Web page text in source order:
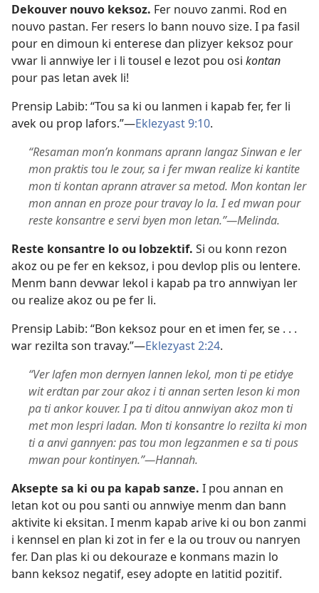
Dekouver nouvo keksoz. Fer nouvo zanmi. Rod en
nouvo pastan. Fer resers lo bann nouvo size. I pa fasil
pour en dimoun ki enterese dan plizyer keksoz pour
vwar li annwiye ler i li tousel e lezot pou osi kontan
pour pas letan avek li!
Prensip Labib: “Tou sa ki ou lanmen i kapab fer, fer li
avek ou prop lafors.”​—Eklezyast 9:10.
“Resaman mon’n konmans aprann langaz Sinwan e ler
mon praktis tou le zour, sa i fer mwan realize ki kantite
mon ti kontan aprann atraver sa metod. Mon kontan ler
mon annan en proze pour travay lo la. I ed mwan pour
reste konsantre e servi byen mon letan.”​—Melinda.
Reste konsantre lo ou lobzektif. Si ou konn rezon
akoz ou pe fer en keksoz, i pou devlop plis ou lentere.
Menm bann devwar lekol i kapab pa tro annwiyan ler
ou realize akoz ou pe fer li.
Prensip Labib: “Bon keksoz pour en et imen fer, se . . .
war rezilta son travay.”​—Eklezyast 2:24.
“Ver lafen mon dernyen lannen lekol, mon ti pe etidye
wit erdtan par zour akoz i ti annan serten leson ki mon
pa ti ankor kouver. I pa ti ditou annwiyan akoz mon ti
met mon lespri ladan. Mon ti konsantre lo rezilta ki mon
ti a anvi gannyen: pas tou mon legzanmen e sa ti pous
mwan pour kontinyen.”​—Hannah.
Aksepte sa ki ou pa kapab sanze. I pou annan en
letan kot ou pou santi ou annwiye menm dan bann
aktivite ki eksitan. I menm kapab arive ki ou bon zanmi
i kennsel en plan ki zot in fer e la ou trouv ou nanryen
fer. Dan plas ki ou dekouraze e konmans mazin lo
bann keksoz negatif, esey adopte en latitid pozitif.